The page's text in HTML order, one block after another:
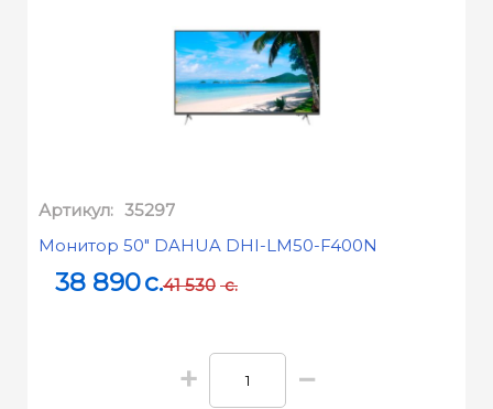
Артикул: 35297
Монитор 50" DAHUA DHI-LM50-F400N
38 890c.41 530 c.
+ −